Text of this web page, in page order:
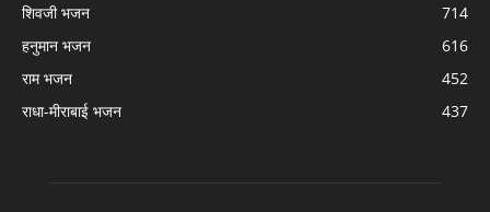
शिवजी भजन
714
हनुमान भजन
616
राम भजन
452
राधा-मीराबाई भजन
437